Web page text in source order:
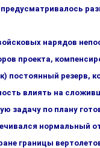
нарядов
проекта,
постоянный
влиять на
задачу по плану
границы